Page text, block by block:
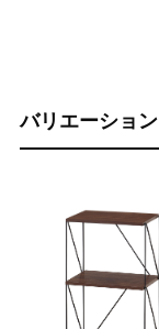
バリエーション